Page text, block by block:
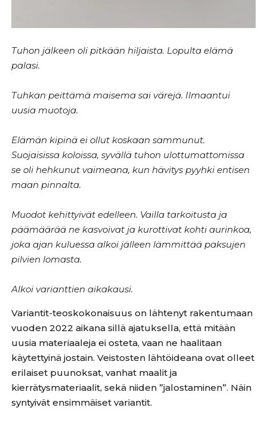
Tuhon jälkeen oli pitkään hiljaista. Lopulta elämä
palasi.
Tuhkan peittämä maisema sai värejä. Ilmaantui
uusia muotoja.
Elämän kipinä ei ollut koskaan sammunut.
Suojaisissa koloissa, syvällä tuhon ulottumattomissa
se oli hehkunut vaimeana, kun hävitys pyyhki entisen
maan pinnalta.
Muodot kehittyivät edelleen. Vailla tarkoitusta ja
päämäärää ne kasvoivat ja kurottivat kohti aurinkoa,
joka ajan kuluessa alkoi jälleen lämmittää paksujen
pilvien lomasta.
Alkoi varianttien aikakausi.
Variantit-teoskokonaisuus on lähtenyt rakentumaan
vuoden 2022 aikana sillä ajatuksella, että mitään
uusia materiaaleja ei osteta, vaan ne haalitaan
käytettyinä jostain. Veistosten lähtöideana ovat olleet
erilaiset puunoksat, vanhat maalit ja
kierrätysmateriaalit, sekä niiden ”jalostaminen”. Näin
syntyivät ensimmäiset variantit.